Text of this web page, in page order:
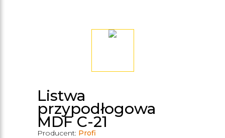
Listwa
przypodłogowa
MDF C-21
Producent: Profi